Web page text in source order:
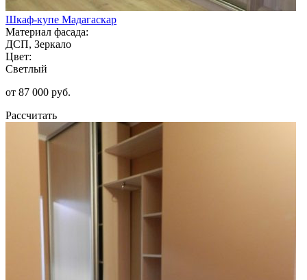
Шкаф-купе Мадагаскар
Материал фасада:
ДСП, Зеркало
Цвет:
Светлый
от 87 000 руб.
Рассчитать